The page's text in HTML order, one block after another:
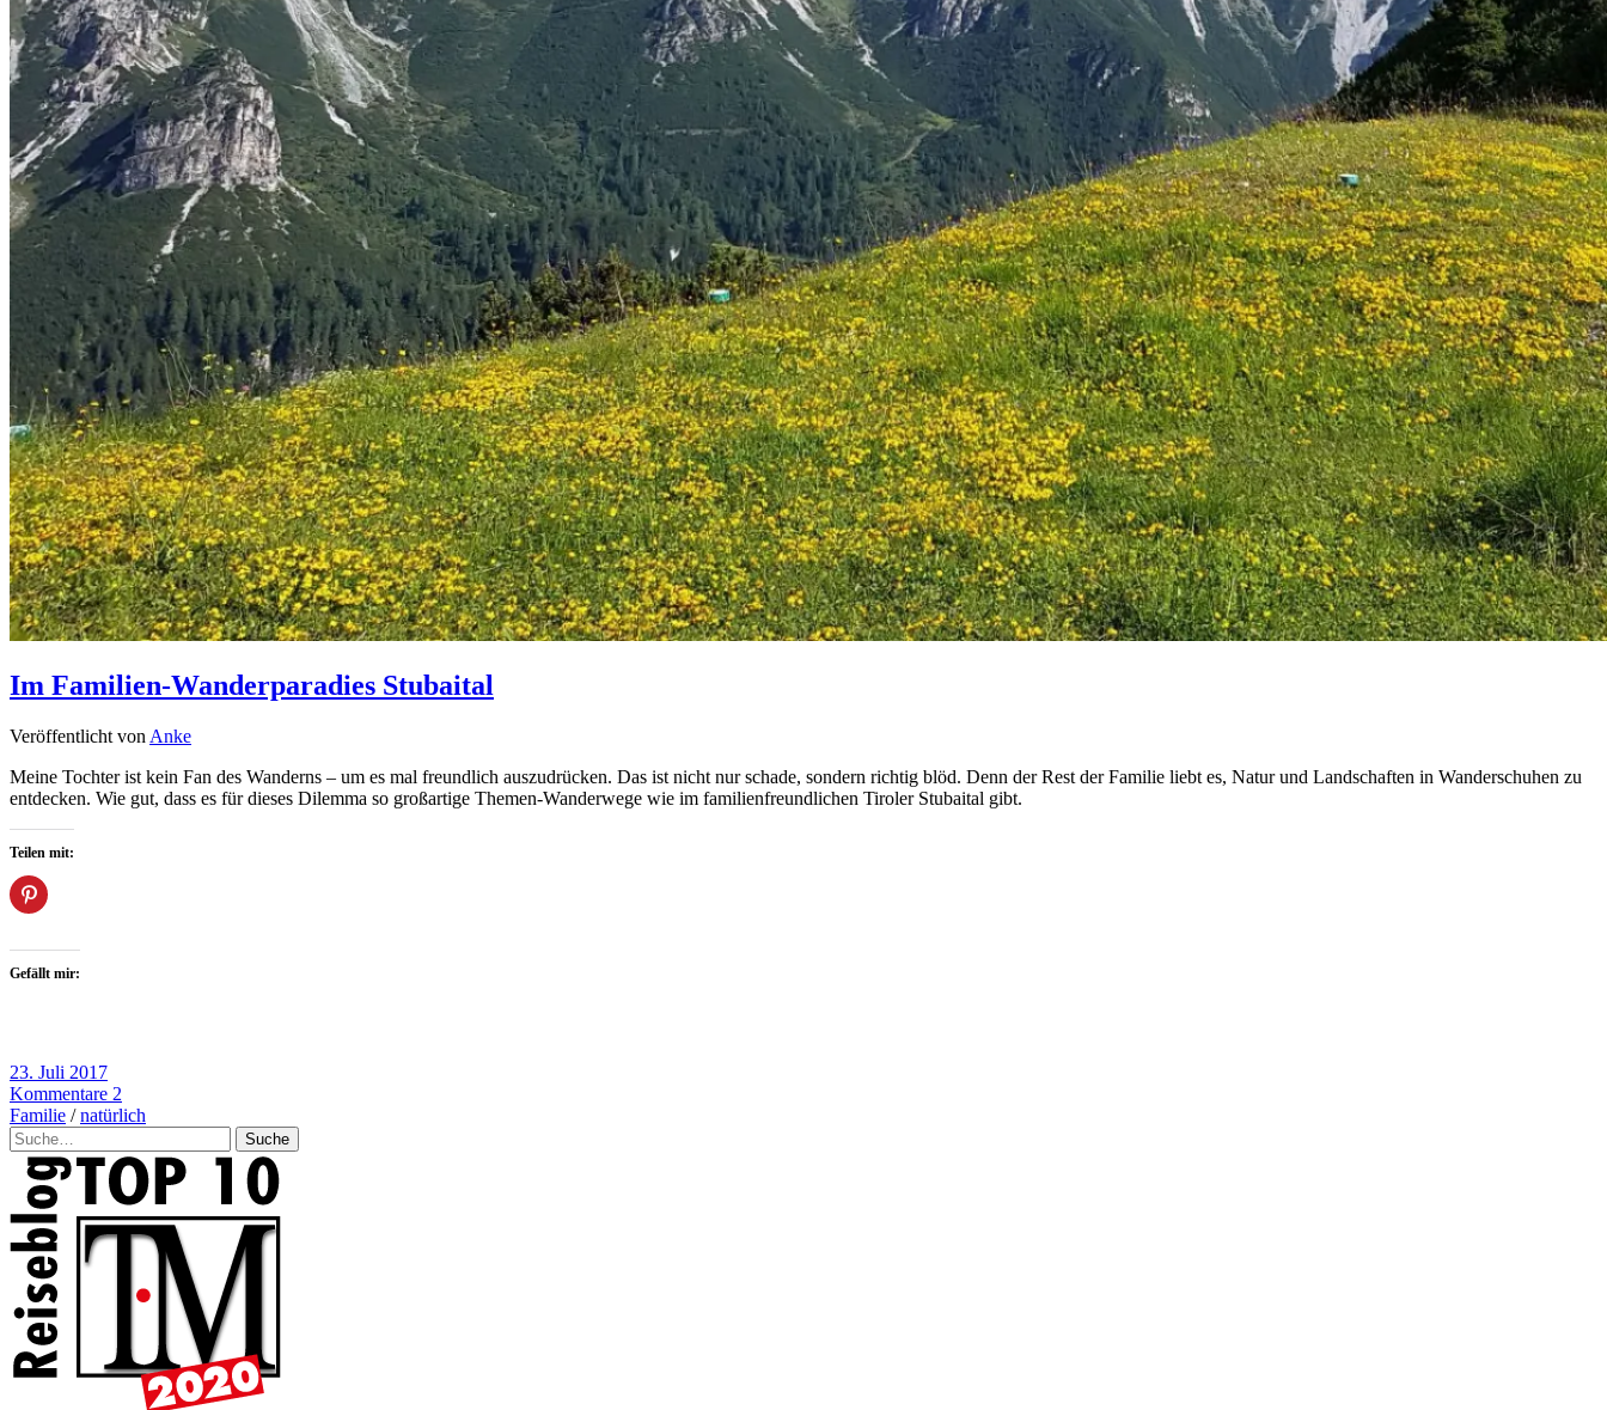
Im Familien-Wanderparadies Stubaital
Veröffentlicht von Anke
Meine Tochter ist kein Fan des Wanderns – um es mal freundlich auszudrücken. Das ist nicht nur schade, sondern richtig blöd. Denn der Rest der Familie liebt es, Natur und Landschaften in Wanderschuhen zu
entdecken. Wie gut, dass es für dieses Dilemma so großartige Themen-Wanderwege wie im familienfreundlichen Tiroler Stubaital gibt.
Teilen mit:
Gefällt mir:
23. Juli 2017
Kommentare 2
Familie /natürlich
Suche